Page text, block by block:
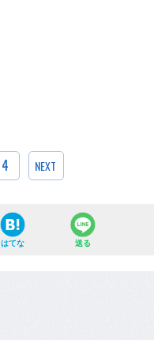
4 NEXT
はてな 送る